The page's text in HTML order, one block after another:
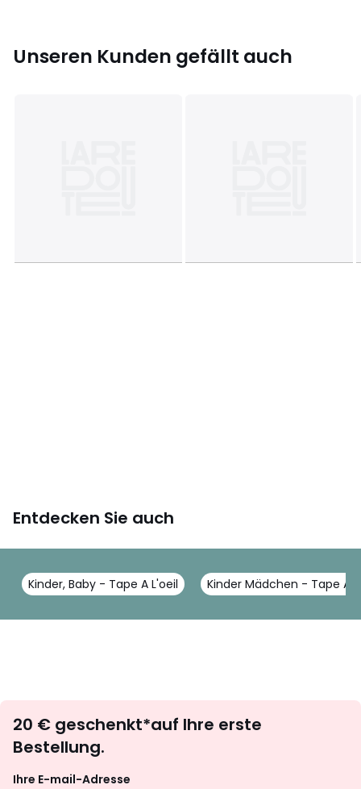
Unseren Kunden gefällt auch
Entdecken Sie auch
Kinder, Baby - Tape A L'oeil Kinder Mädchen - Tape A
abonnieren
20 € geschenkt*auf Ihre erste
Bestellung.
Ihre E-mail-Adresse